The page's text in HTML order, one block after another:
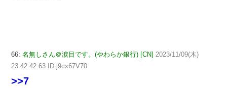
66: 名無しさん＠涙目です。(やわらか銀行) [CN] 2023/11/09(木)
23:42:42.63 ID:j9cx67V70
>>7